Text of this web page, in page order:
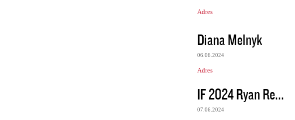
Adres
Diana Melnyk
06.06.2024
Adres
IF 2024 Ryan Re...
07.06.2024